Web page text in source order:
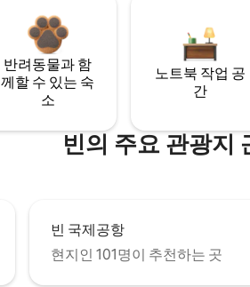
반려동물과 함
께할 수 있는 숙
소
노트북 작업 공
간
빈의 주요 관광지
빈 국제공항
현지인 101명이 추천하는 곳